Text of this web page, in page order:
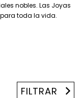
nobles. Las Joyas
para toda la vida.
FILTRAR